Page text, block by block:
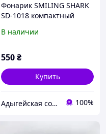
Фонарик SMILING SHARK
SD-1018 компактный
для туризма, кемпинга и
использования
В наличии
550₴
Купить
Адыгейская соль 100%